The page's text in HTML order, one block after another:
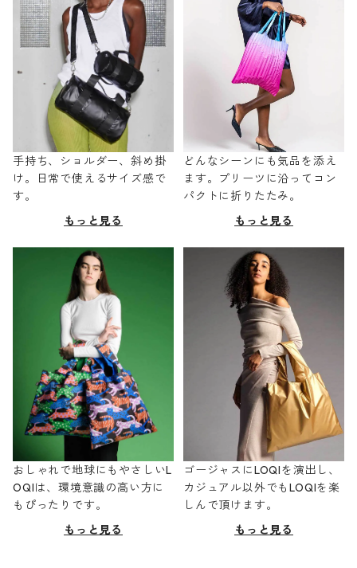
手持ち、ショルダー、斜め掛
け。日常で使えるサイズ感で
す。
もっと見る
どんなシーンにも気品を添え
ます。プリーツに沿ってコン
パクトに折りたたみ。
もっと見る
おしゃれで地球にもやさしいL
OQIは、環境意識の高い方に
もぴったりです。
もっと見る
ゴージャスにLOQIを演出し、
カジュアル以外でもLOQIを楽
しんで頂けます。
もっと見る